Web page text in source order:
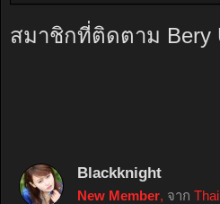
สมาชิกที่ติดตาม Bery
Blackknight
New Member, จาก